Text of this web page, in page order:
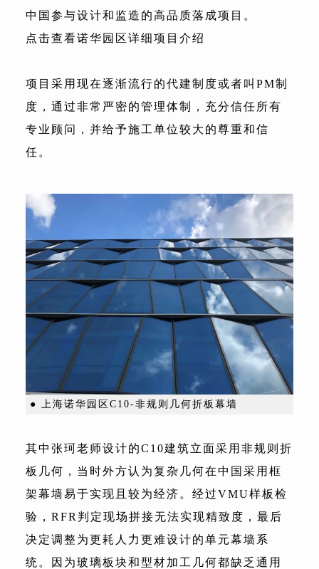
中国参与设计和监造的高品质落成项目。
点击查看诺华园区详细项目介绍
项目采用现在逐渐流行的代建制度或者叫PM制
度，通过非常严密的管理体制，充分信任所有
专业顾问，并给予施工单位较大的尊重和信
任。
● 上海诺华园区C10-非规则几何折板幕墙
其中张珂老师设计的C10建筑立面采用非规则折
板几何，当时外方认为复杂几何在中国采用框
架幕墙易于实现且较为经济。经过VMU样板检
验，RFR判定现场拼接无法实现精致度，最后
决定调整为更耗人力更难设计的单元幕墙系
统。因为玻璃板块和型材加工几何都缺乏通用